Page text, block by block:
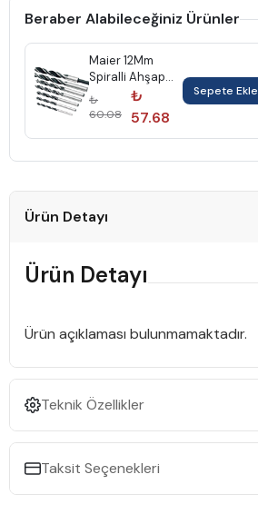
Beraber Alabileceğiniz Ürünler
Maier 12Mm
Spiralli Ahşap
Matkap Ucu
Mawa12
₺
60.08
₺
57.68
Sepete Ekle
Ürün Detayı
Ürün Detayı
Ürün açıklaması bulunmamaktadır.
Teknik Özellikler
Taksit Seçenekleri